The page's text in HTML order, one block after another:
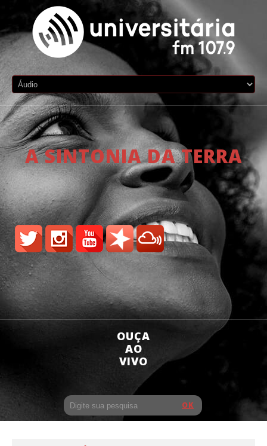
A SINTONIA DA TERRA
OUÇA
AO
VIVO